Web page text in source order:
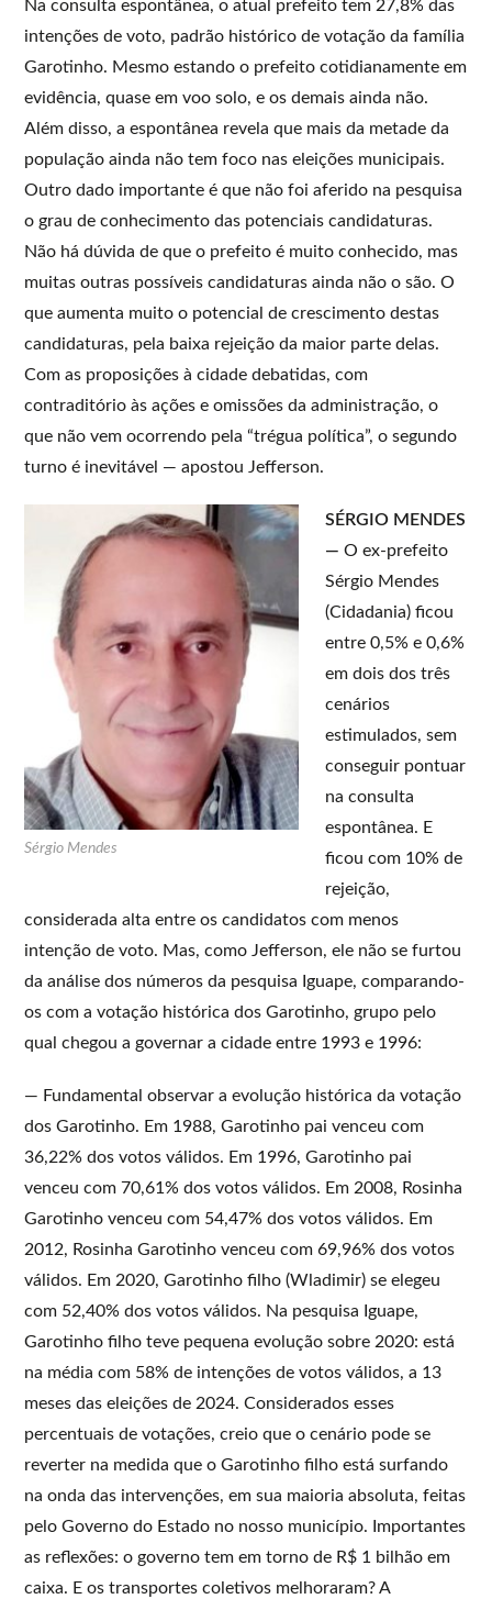
Na consulta espontânea, o atual prefeito tem 27,8% das
intenções de voto, padrão histórico de votação da família
Garotinho. Mesmo estando o prefeito cotidianamente em
evidência, quase em voo solo, e os demais ainda não.
Além disso, a espontânea revela que mais da metade da
população ainda não tem foco nas eleições municipais.
Outro dado importante é que não foi aferido na pesquisa
o grau de conhecimento das potenciais candidaturas.
Não há dúvida de que o prefeito é muito conhecido, mas
muitas outras possíveis candidaturas ainda não o são. O
que aumenta muito o potencial de crescimento destas
candidaturas, pela baixa rejeição da maior parte delas.
Com as proposições à cidade debatidas, com
contraditório às ações e omissões da administração, o
que não vem ocorrendo pela “trégua política”, o segundo
turno é inevitável — apostou Jefferson.
Sérgio Mendes
SÉRGIO MENDES
— O ex-prefeito
Sérgio Mendes
(Cidadania) ficou
entre 0,5% e 0,6%
em dois dos três
cenários
estimulados, sem
conseguir pontuar
na consulta
espontânea. E
ficou com 10% de
rejeição,
considerada alta entre os candidatos com menos
intenção de voto. Mas, como Jefferson, ele não se furtou
da análise dos números da pesquisa Iguape, comparando-
os com a votação histórica dos Garotinho, grupo pelo
qual chegou a governar a cidade entre 1993 e 1996:
— Fundamental observar a evolução histórica da votação
dos Garotinho. Em 1988, Garotinho pai venceu com
36,22% dos votos válidos. Em 1996, Garotinho pai
venceu com 70,61% dos votos válidos. Em 2008, Rosinha
Garotinho venceu com 54,47% dos votos válidos. Em
2012, Rosinha Garotinho venceu com 69,96% dos votos
válidos. Em 2020, Garotinho filho (Wladimir) se elegeu
com 52,40% dos votos válidos. Na pesquisa Iguape,
Garotinho filho teve pequena evolução sobre 2020: está
na média com 58% de intenções de votos válidos, a 13
meses das eleições de 2024. Considerados esses
percentuais de votações, creio que o cenário pode se
reverter na medida que o Garotinho filho está surfando
na onda das intervenções, em sua maioria absoluta, feitas
pelo Governo do Estado no nosso município. Importantes
as reflexões: o governo tem em torno de R$ 1 bilhão em
caixa. E os transportes coletivos melhoraram? A